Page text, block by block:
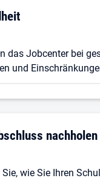
das Jobcenter bei
und
nachholen
Sie, wie Sie Ihren